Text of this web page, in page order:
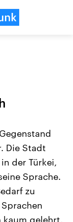
Beiträge,
und
die Vereinigten
mächtigsten Ländern
Einfluss auf
Die Stadt
der Türkei,
Sprache.
zu
kaum gelehrt,